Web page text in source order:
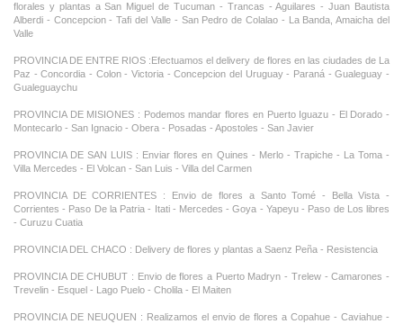
florales y plantas a San Miguel de Tucuman - Trancas - Aguilares - Juan Bautista
Alberdi - Concepcion - Tafi del Valle - San Pedro de Colalao - La Banda, Amaicha del
Valle
PROVINCIA DE ENTRE RIOS :Efectuamos el delivery de flores en las ciudades de La
Paz - Concordia - Colon - Victoria - Concepcion del Uruguay - Paraná - Gualeguay -
Gualeguaychu
PROVINCIA DE MISIONES : Podemos mandar flores en Puerto Iguazu - El Dorado -
Montecarlo - San Ignacio - Obera - Posadas - Apostoles - San Javier
PROVINCIA DE SAN LUIS : Enviar flores en Quines - Merlo - Trapiche - La Toma -
Villa Mercedes - El Volcan - San Luis - Villa del Carmen
PROVINCIA DE CORRIENTES : Envio de flores a Santo Tomé - Bella Vista -
Corrientes - Paso De la Patria - Itati - Mercedes - Goya - Yapeyu - Paso de Los libres
- Curuzu Cuatia
PROVINCIA DEL CHACO : Delivery de flores y plantas a Saenz Peña - Resistencia
PROVINCIA DE CHUBUT : Envio de flores a Puerto Madryn - Trelew - Camarones -
Trevelin - Esquel - Lago Puelo - Cholila - El Maiten
PROVINCIA DE NEUQUEN : Realizamos el envio de flores a Copahue - Caviahue -